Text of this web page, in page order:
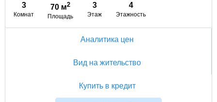
3
Комнат
70 м2
Площадь
3
Этаж
4
Этажность
Аналитика цен
Вид на жительство
Купить в кредит